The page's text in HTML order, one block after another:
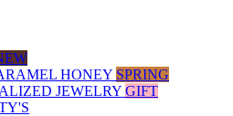
HONEY SPRING
JEWELRY GIFT